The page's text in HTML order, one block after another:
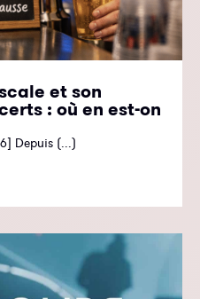
et son
: où en est-on
Depuis (...)